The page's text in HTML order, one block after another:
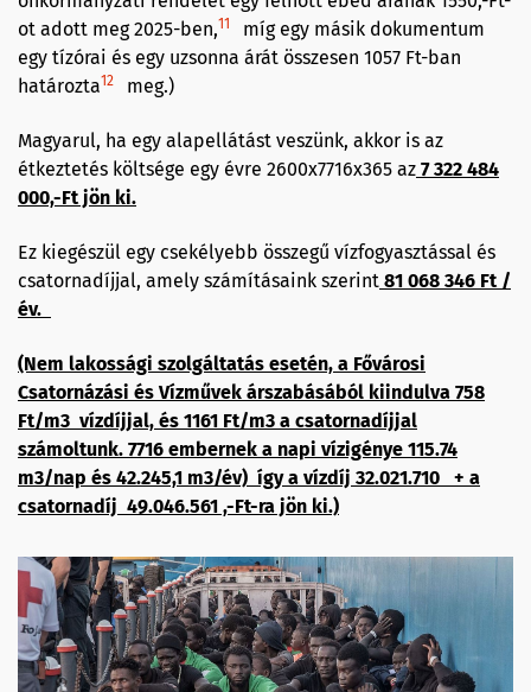
ot adott meg 2025-ben,11
míg egy másik dokumentum
egy tízórai és egy uzsonna árát összesen 1057 Ft-ban
határozta12 meg.)
Magyarul, ha egy alapellátást veszünk, akkor is az
étkeztetés költsége egy évre 2600x7716x365 az 7 322 484
000,-Ft jön ki.
Ez kiegészül egy csekélyebb összegű vízfogyasztással és
csatornadíjjal, amely számításaink szerint 81 068 346 Ft /
év.
(Nem lakossági szolgáltatás esetén, a Fővárosi
Csatornázási és Vízművek árszabásából kiindulva 758
Ft/m3 vízdíjjal, és 1161 Ft/m3 a csatornadíjjal
számoltunk. 7716 embernek a napi vízigénye 115.74
m3/nap és 42.245,1 m3/év) így a vízdíj 32.021.710 + a
csatornadíj 49.046.561 ,-Ft-ra jön ki.)